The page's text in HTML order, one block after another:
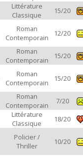
Littérature
Classique
15/20
Roman
Contemporain
12/20
Roman
Contemporain
15/20
Roman
Contemporain
15/20
Roman
Contemporain
7/20
Littérature
Classique
18/20
Policier /
Thriller
10/20